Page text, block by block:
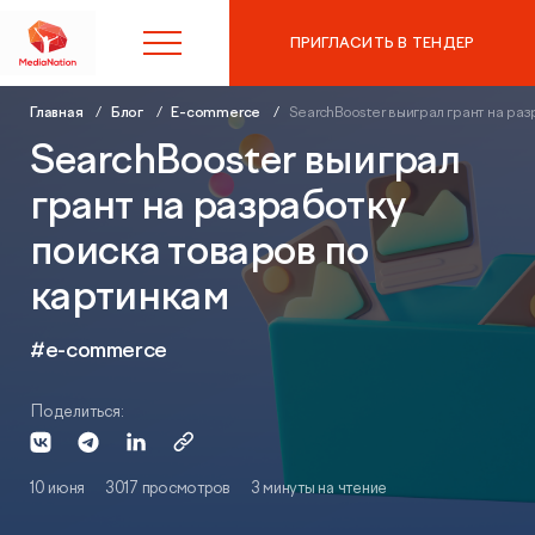
Контекстная реклама в
Яндекс.Директ
Аудит контекстной рекламы
SEO-продвижение
Вывод сайта из-под фильтров и санкций
Таргетированная реклама
Digital Marketing
8 (495) 215-10-97
ПРИГЛАСИТЬ В ТЕНДЕР
Главная Блог E-commerce SearchBooster выиграл грант на
SearchBooster выиграл
грант на разработку
поиска товаров по
картинкам
#e-commerce
Поделиться:
10 июня 3017 просмотров 3 минуты на чтение